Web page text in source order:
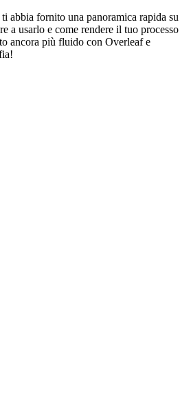
abbia fornito una panoramica rapida su
a usarlo e come rendere il tuo processo
ancora più fluido con Overleaf e